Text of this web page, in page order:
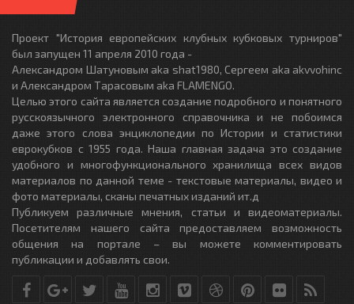
Проект "История европейских клубных кубковых турниров"
был запущен 11 апреля 2010 года -
Александром Шатуновым aka shat1980, Сергеем aka akvvohinc
и Александром Тарасовым aka FLAMENGO.
Целью этого сайта является создание подробного и понятного
русскоязычного электронного справочника и не побоимся
даже этого слова энциклопедии по Истории и статистики
еврокубков с 1955 года. Наша главная задача это создание
удобного и многофункционального хранилища всех видов
материалов по данной теме - текстовые материалы, видео и
фото материалы, сканы печатных изданий ит.д
Публикуем различные мнения, статьи и видеоматериалы.
Посетителям нашего сайта предоставляем возможность
общения на портале – вы можете комментировать
публикации и добавлять свои.